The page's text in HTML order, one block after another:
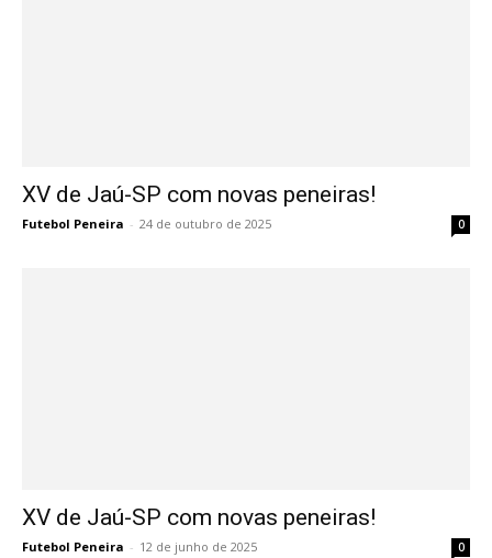
XV de Jaú-SP com novas peneiras!
Futebol Peneira - 24 de outubro de 2025 0
XV de Jaú-SP com novas peneiras!
Futebol Peneira - 12 de junho de 2025 0